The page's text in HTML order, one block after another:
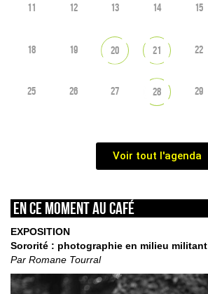
11 12 13 14 15
18 19 20 21 22
25 26 27 28 29
Voir tout l'agenda
En ce moment au café
EXPOSITION
Sororité : photographie en milieu militant
Par Romane Tourral